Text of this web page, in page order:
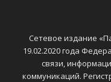
Сетевое издание
19.02.2020 года
связи,
коммуникаций.